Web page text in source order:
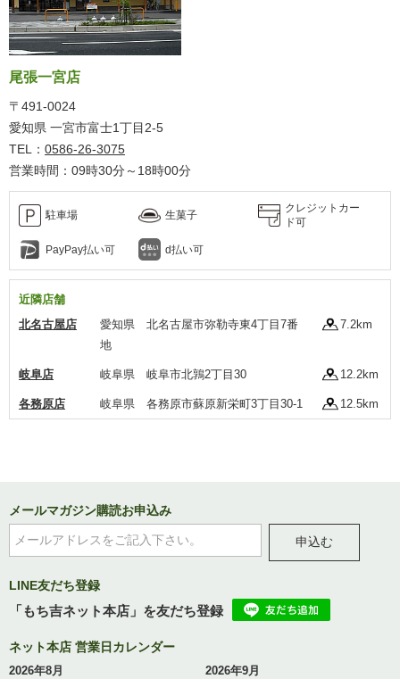
尾張一宮店
〒491-0024
愛知県 一宮市富士1丁目2-5
TEL： 0586-26-3075
営業時間：09時30分～18時00分
駐車場 生菓子
クレジットカー
ド可
PayPay払い可 d払い可
近隣店舗
北名古屋店
愛知県 北名古屋市弥勒寺東4丁目7番
地
7.2km
岐阜店 岐阜県 岐阜市北鶉2丁目30 12.2km
各務原店 岐阜県 各務原市蘇原新栄町3丁目30-1 12.5km
メールマガジン購読お申込み
申込む
LINE友だち登録
「もち吉ネット本店」を友だち登録
ネット本店 営業日カレンダー
2026年8月 2026年9月